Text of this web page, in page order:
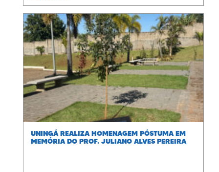
UNINGÁ REALIZA HOMENAGEM PÓSTUMA EM
MEMÓRIA DO PROF. JULIANO ALVES PEREIRA